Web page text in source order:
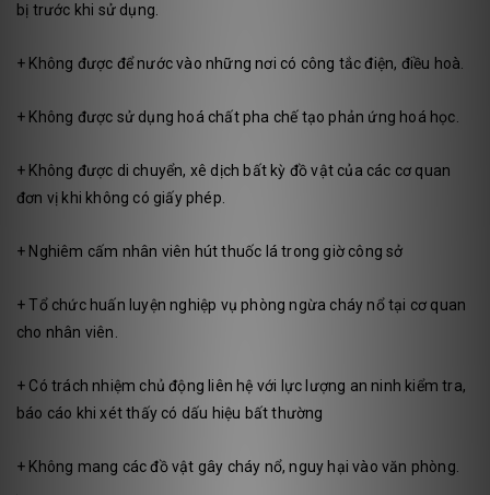
bị trước khi sử dụng.
+ Không được để nước vào những nơi có công tắc điện, điều hoà.
+ Không được sử dụng hoá chất pha chế tạo phản ứng hoá học.
+ Không được di chuyển, xê dịch bất kỳ đồ vật của các cơ quan
đơn vị khi không có giấy phép.
+ Nghiêm cấm nhân viên hút thuốc lá trong giờ công sở
+ Tổ chức huấn luyện nghiệp vụ phòng ngừa cháy nổ tại cơ quan
cho nhân viên.
+ Có trách nhiệm chủ động liên hệ với lực lượng an ninh kiểm tra,
báo cáo khi xét thấy có dấu hiệu bất thường
+ Không mang các đồ vật gây cháy nổ, nguy hại vào văn phòng.